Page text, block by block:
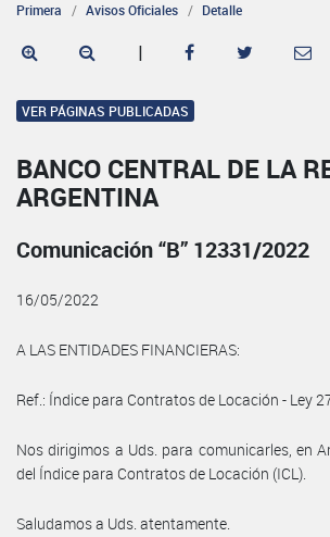
Primera Avisos Oficiales Detalle
|
VER PÁGINAS PUBLICADAS
BANCO CENTRAL DE LA
ARGENTINA
Comunicación “B” 12331/2022
16/05/2022
A LAS ENTIDADES FINANCIERAS:
Ref.: Índice para Contratos de Locación - Ley
Nos dirigimos a Uds. para comunicarles, en
del Índice para Contratos de Locación (ICL).
Saludamos a Uds. atentamente.